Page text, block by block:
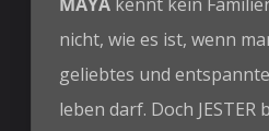
MAYA kennt kein
nicht, wie es ist, wenn
geliebtes und
leben darf. Doch